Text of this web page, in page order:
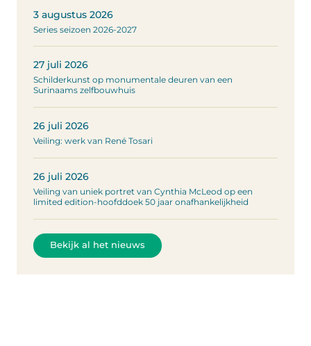
3 augustus 2026
Series seizoen 2026-2027
27 juli 2026
Schilderkunst op monumentale deuren van een
Surinaams zelfbouwhuis
26 juli 2026
Veiling: werk van René Tosari
26 juli 2026
Veiling van uniek portret van Cynthia McLeod op een
limited edition-hoofddoek 50 jaar onafhankelijkheid
Bekijk al het nieuws